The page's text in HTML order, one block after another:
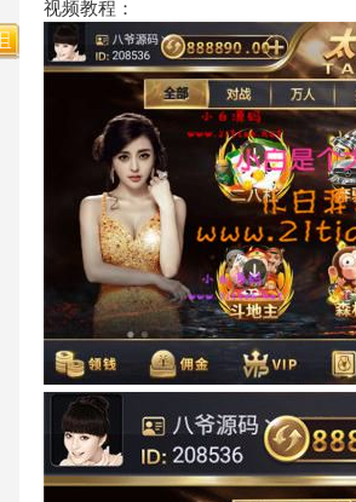
视频教程：